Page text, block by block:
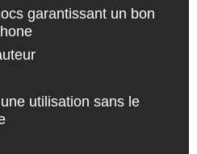
garantissant un bon
utilisation sans le